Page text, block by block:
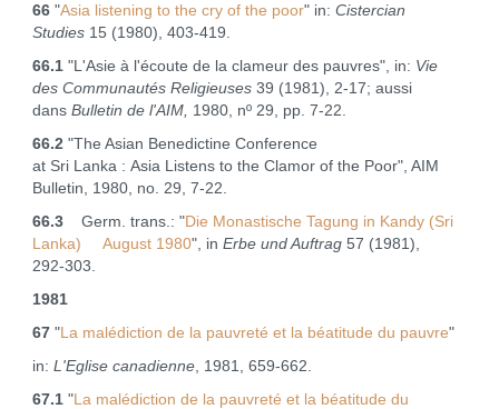
66"Asia listening to the cry of the poor" in: Cistercian
Studies15 (1980), 403-419.
66.1"L'Asie à l'écoute de la clameur des pauvres", in: Vie
des Communautés Religieuses39 (1981), 2‑17; aussi
dans Bulletin de l'AIM, 1980, nº 29, pp. 7-22.
66.2 "The Asian Benedictine Conference
at Sri Lanka : Asia Listens to the Clamor of the Poor", AIM
Bulletin, 1980, no. 29, 7‑22.
66.3Germ. trans.: "Die Monastische Tagung in Kandy (Sri
Lanka) August 1980", in Erbe und Auftrag57 (1981),
292‑303.
1981
67"La malédiction de la pauvreté et la béatitude du pauvre"
in: L'Eglise canadienne, 1981, 659‑662.
67.1"La malédiction de la pauvreté et la béatitude du